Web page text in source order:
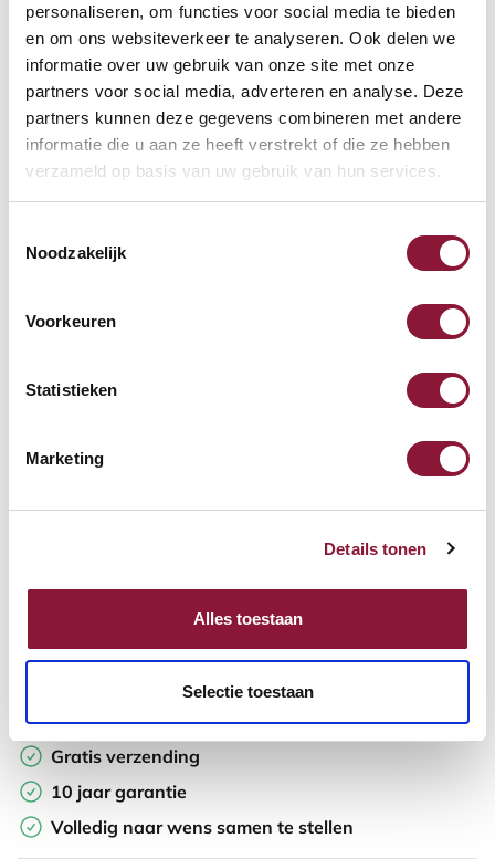
personaliseren, om functies voor social media te bieden
en om ons websiteverkeer te analyseren. Ook delen we
informatie over uw gebruik van onze site met onze
partners voor social media, adverteren en analyse. Deze
partners kunnen deze gegevens combineren met andere
informatie die u aan ze heeft verstrekt of die ze hebben
verzameld op basis van uw gebruik van hun services.
Noodzakelijk
Voorkeuren
Statistieken
Marketing
Details tonen
Alles toestaan
Selectie toestaan
VOETENRING ?
VOETENSTER IN GEPOLIJST ALUMINIUM ?
Aantal:
Toevoegen aan vergelijker
Laagste Prijsgarantie
Gratis verzending
10 jaar garantie
Volledig naar wens samen te stellen